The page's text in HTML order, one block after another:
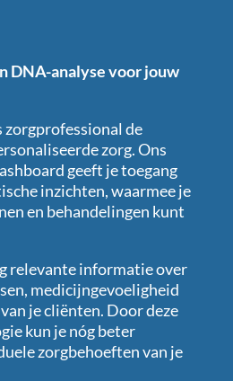
DNA-analyse voor jouw
zorgprofessional de
zorg. Ons
geeft je toegang
inzichten, waarmee je
en behandelingen kunt
relevante informatie over
medicijngevoeligheid
je cliënten. Door deze
kun je nóg beter
zorgbehoeften van je